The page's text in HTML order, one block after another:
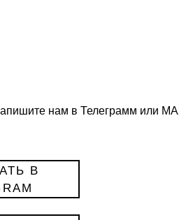
нам в Телеграмм или
В